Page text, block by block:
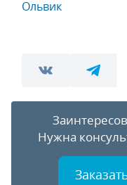
Ольвик
Нужна